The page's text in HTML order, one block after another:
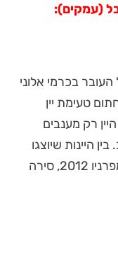
(עמקים):
בכרמי אלוני
טעימת יין
רק מענבים
היינות שיוצגו
למבקרים: רוזה 2013, בלנד שירז טמפרניו 2012, סירה